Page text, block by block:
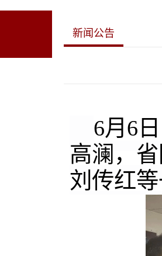
新闻公告
6月6
高澜 ，
刘传红等